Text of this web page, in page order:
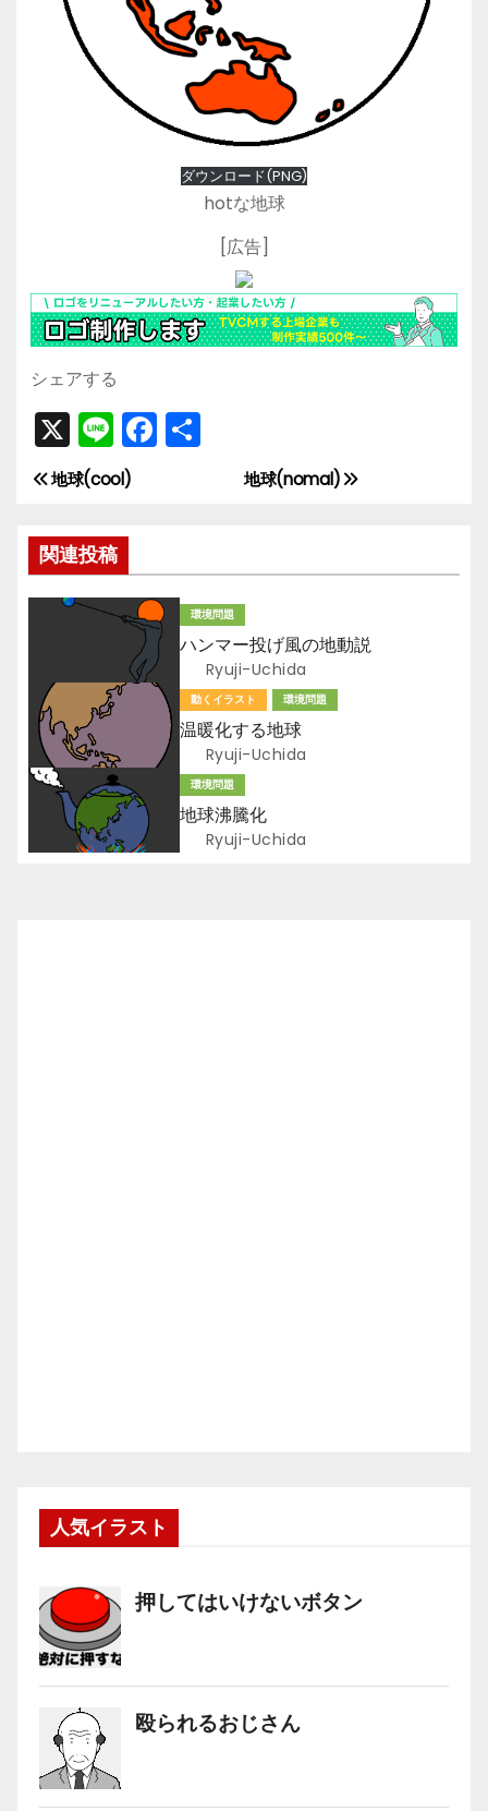
ダウンロード(PNG)
hotな地球
[広告]
シェアする
X Li
n
e
F
a
b
o
o
k
共
投
稿
ナ
ゲ
ー
シ
ョ
ン
地球(nomal)
地球(cool)
関連投稿
環境問題
ハンマー投げ風の地動説
Ryuji-Uchida
動くイラスト 環境問題
温暖化する地球
Ryuji-Uchida
環境問題
地球沸騰化
Ryuji-Uchida
人気イラスト